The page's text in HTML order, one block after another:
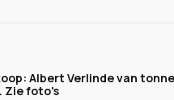
Albert Verlinde van
Zie foto's